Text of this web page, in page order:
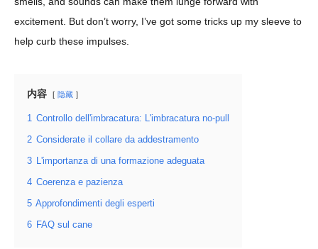
excitement. But don’t worry, I’ve got some tricks up my sleeve to
help curb these impulses.
内容 隐藏
1 Controllo dell'imbracatura: L'imbracatura no-pull
2 Considerate il collare da addestramento
3 L'importanza di una formazione adeguata
4 Coerenza e pazienza
5 Approfondimenti degli esperti
6 FAQ sul cane